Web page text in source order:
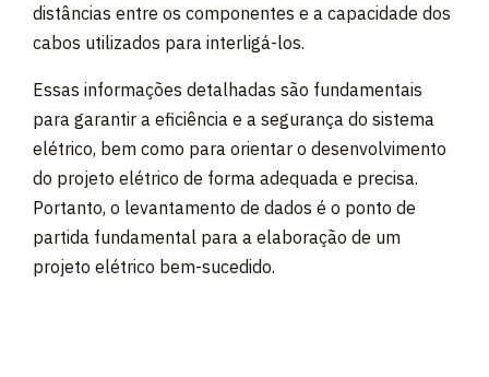
distâncias entre os componentes e a capacidade dos
cabos utilizados para interligá-los.
Essas informações detalhadas são fundamentais
para garantir a eficiência e a segurança do sistema
elétrico, bem como para orientar o desenvolvimento
do projeto elétrico de forma adequada e precisa.
Portanto, o levantamento de dados é o ponto de
partida fundamental para a elaboração de um
projeto elétrico bem-sucedido.